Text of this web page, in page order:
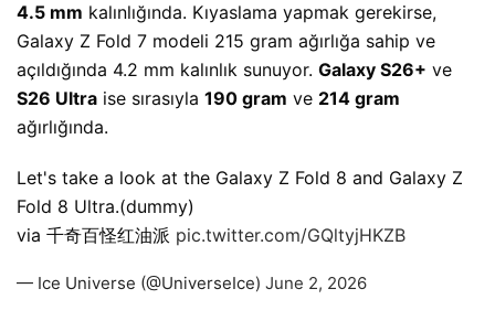
4.5 mm kalınlığında. Kıyaslama yapmak gerekirse,
Galaxy Z Fold 7 modeli 215 gram ağırlığa sahip ve
açıldığında 4.2 mm kalınlık sunuyor. Galaxy S26+ ve
S26 Ultra ise sırasıyla 190 gram ve 214 gram
ağırlığında.
Let's take a look at the Galaxy Z Fold 8 and Galaxy Z
Fold 8 Ultra.(dummy)
via 千奇百怪红油派 pic.twitter.com/GQltyjHKZB
— Ice Universe (@UniverseIce) June 2, 2026